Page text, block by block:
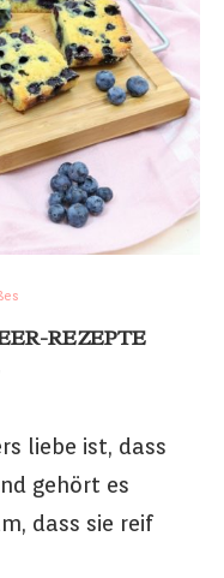
REZEPTE
liebe ist, dass
gehört es
dass sie reif